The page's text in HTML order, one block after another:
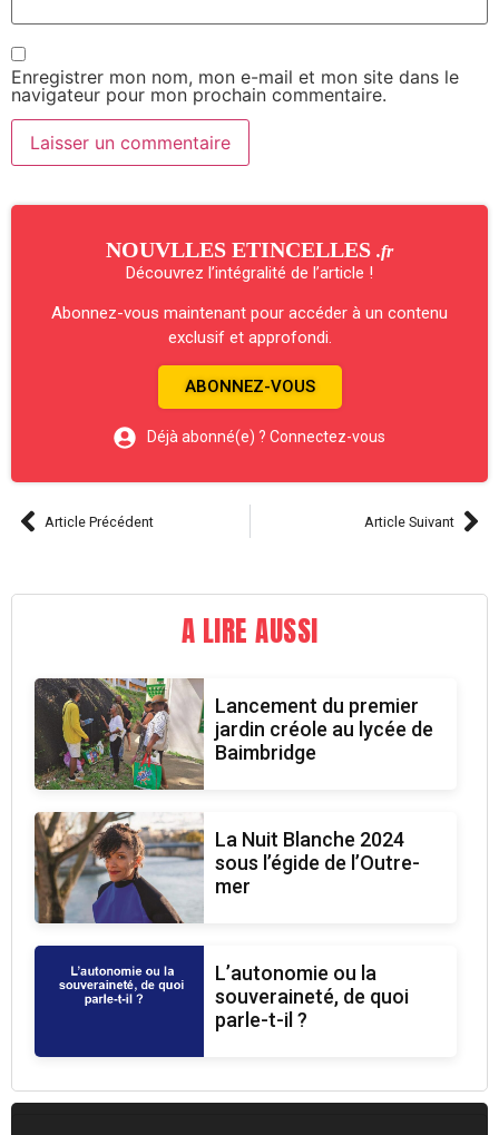
Enregistrer mon nom, mon e-mail et mon site dans le
navigateur pour mon prochain commentaire.
NOUVLLES ETINCELLES .fr
Découvrez l’intégralité de l’article !
Abonnez-vous maintenant pour accéder à un contenu
exclusif et approfondi.
ABONNEZ-VOUS
Déjà abonné(e) ? Connectez-vous
Article Précédent Article Suivant
A LIRE AUSSI
Lancement du premier
jardin créole au lycée de
Baimbridge
La Nuit Blanche 2024
sous l’égide de l’Outre-
mer
L’autonomie ou la
souveraineté, de quoi
parle-t-il ?